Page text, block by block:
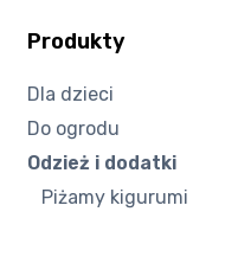
Polityka prywatności
Program partnerski
Produkty
Dla dzieci
Do ogrodu
Odzież i dodatki
Piżamy kigurumi